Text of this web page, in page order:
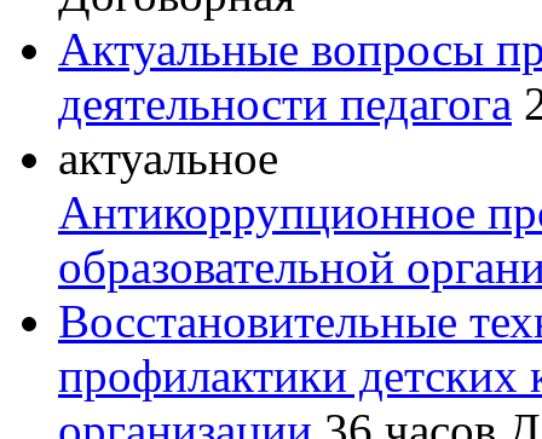
Актуальные вопросы
деятельности педагога
актуальное
Антикоррупционное
образовательной
Восстановительные
профилактики детских